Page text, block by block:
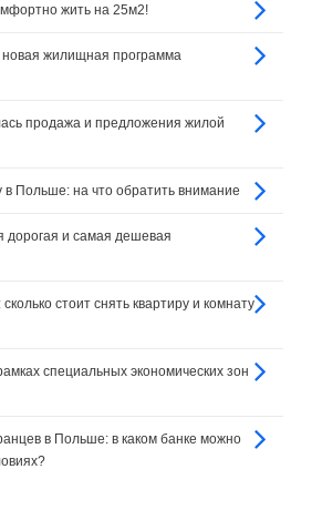
жить на 25м2!
жилищная программа
продажа и предложения жилой
в Польше: на что обратить внимание
дорогая и самая дешевая
стоит снять квартиру и комнату
специальных экономических зон
в Польше: в каком банке можно